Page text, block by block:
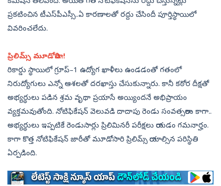
ప్రకటించిన టీఎస్‌పీఎస్సీ..ఏ కారణాలతో రద్దు చేసిందీ పూర్తిస్థాయిలో
వివరించలేదు.
ప్రిలిమ్స్‌ మూడోసారి..!
రికార్డు స్థాయిలో గ్రూప్‌–1 ఉద్యోగ ఖాళీలు ఉండడంతో గతంలో
నిరుద్యోగులు ఎన్నో ఆశలతో దరఖాస్తు చేసుకున్నారు. కానీ కఠోర దీక్షతో
అభ్యర్థులు పడిన శ్రమ వృథా ప్రయాసే అయ్యిందనే అభిప్రాయం
వ్యక్తమవుతోంది. నోటిఫికేషన్‌ వెలువడి దాదాపు రెండు సంవత్సరాలు కాగా..
అభ్యర్థులు ఇప్పటికే రెండుసార్లు ప్రిలిమినరీ పరీక్షలు రాయడం గమనార్హం.
కాగా కొత్త నోటిఫికేషన్‌ జారీతో మూడోసారి ప్రిలిమ్స్‌ రాయాల్సిన పరిస్థితి
ఏర్పడింది.